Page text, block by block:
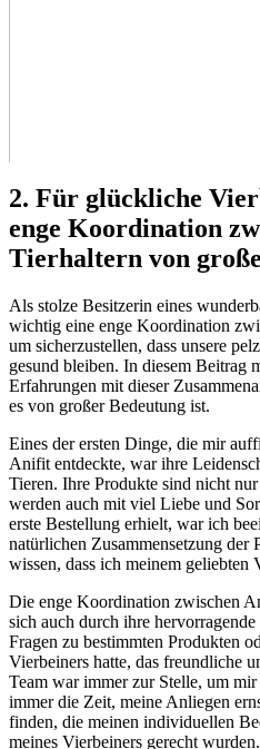
2.‌ Für glückliche
enge Koordination​
Tierhaltern von
Als stolze Besitzerin eines
wichtig eine enge Koordination
um sicherzustellen,⁤ dass unsere
gesund bleiben. In diesem Beitrag
Erfahrungen⁢ mit dieser
⁣es von⁢ großer Bedeutung ⁤ist.
Eines der ersten​ Dinge, die mir
Anifit entdeckte,⁤ war ​ihre
Tieren. Ihre ‌Produkte sind‍ nicht
werden auch mit ‌viel ⁢Liebe und‍
erste Bestellung erhielt, ‍war ich
natürlichen Zusammensetzung der
wissen, dass ich meinem geliebten‍
Die​ enge Koordination ‍zwischen
‌sich auch ⁣durch ihre
Fragen zu⁤ bestimmten Produkten
Vierbeiners hatte, das freundliche
Team war immer zur Stelle, um
immer die ⁤Zeit,​ meine Anliegen
finden, die meinen⁣ individuellen
meines Vierbeiners gerecht⁤ wurden.